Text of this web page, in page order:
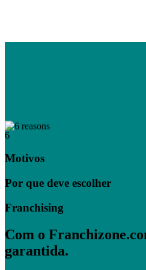
6
Motivos
Por que deve escolher
Franchising
Com o
garantida.